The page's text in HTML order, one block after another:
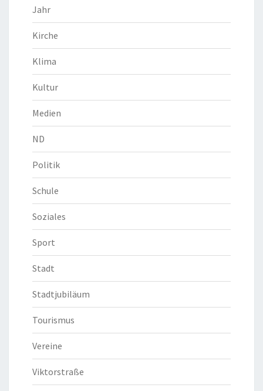
Jahr
Kirche
Klima
Kultur
Medien
ND
Politik
Schule
Soziales
Sport
Stadt
Stadtjubiläum
Tourismus
Vereine
Viktorstraße